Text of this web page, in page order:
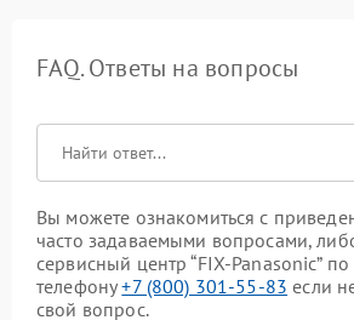
FAQ. Ответы на вопросы
Вы можете ознакомиться с
часто задаваемыми вопросами,
сервисный центр “FIX-Panasonic”
телефону+7 (800) 301-55-83 если
свой вопрос.